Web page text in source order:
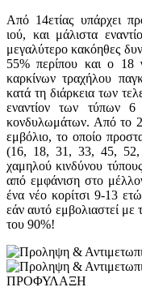
Από 14ετίας υπάρχει
ιού, και μάλιστα
μεγαλύτερο κακόηθες
55% περίπου και ο 18
καρκίνων τραχήλου
κατά τη διάρκεια των
εναντίον των τύπων
κονδυλωμάτων. Από το
εμβόλιο, το οποίο
(16, 18, 31, 33, 45, 52,
χαμηλού κινδύνου
από εμφάνιση στο
ένα νέο κορίτσι 9-13
εάν αυτό εμβολιαστεί με
του 90%!
ΠΡΟΦΥΛΑΞΗ